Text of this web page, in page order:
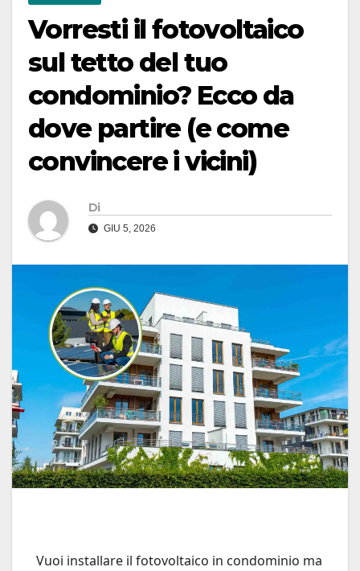
Vorresti il fotovoltaico
sul tetto del tuo
condominio? Ecco da
dove partire (e come
convincere i vicini)
Di
GIU 5, 2026
Vuoi installare il fotovoltaico in condominio ma